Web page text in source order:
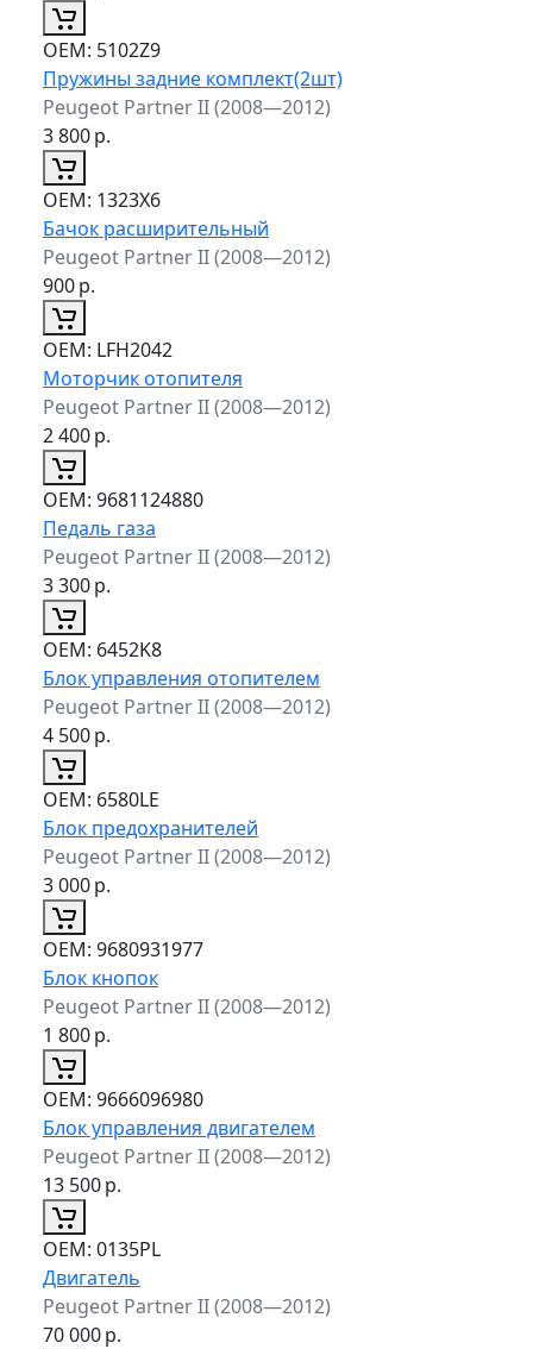
ОЕМ: 5102Z9
Пружины задние комплект(2шт)
Peugeot Partner II (2008—2012)
3 800р.
ОЕМ: 1323X6
Бачок расширительный
Peugeot Partner II (2008—2012)
900р.
ОЕМ: LFH2042
Моторчик отопителя
Peugeot Partner II (2008—2012)
2 400р.
ОЕМ: 9681124880
Педаль газа
Peugeot Partner II (2008—2012)
3 300р.
ОЕМ: 6452K8
Блок управления отопителем
Peugeot Partner II (2008—2012)
4 500р.
ОЕМ: 6580LE
Блок предохранителей
Peugeot Partner II (2008—2012)
3 000р.
ОЕМ: 9680931977
Блок кнопок
Peugeot Partner II (2008—2012)
1 800р.
ОЕМ: 9666096980
Блок управления двигателем
Peugeot Partner II (2008—2012)
13 500р.
ОЕМ: 0135PL
Двигатель
Peugeot Partner II (2008—2012)
70 000р.